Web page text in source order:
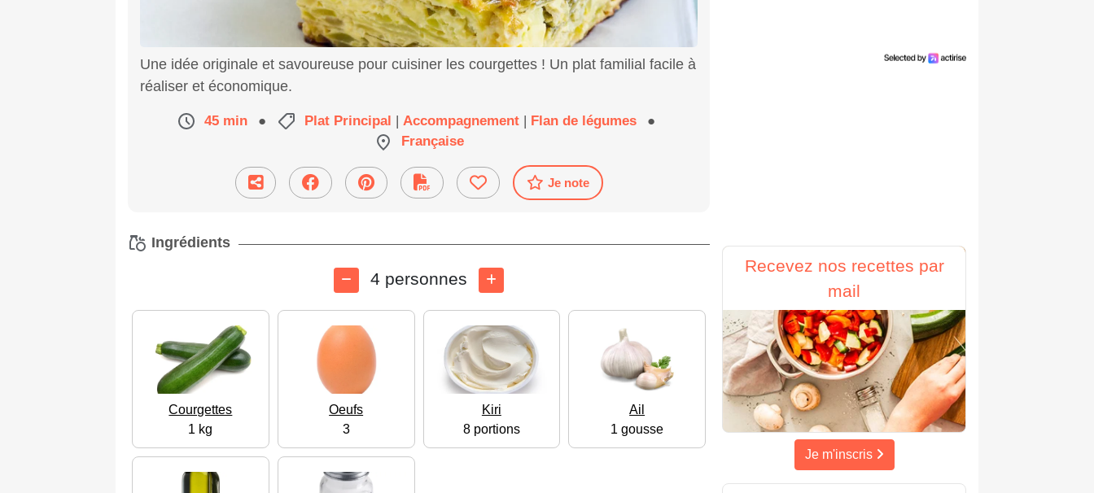
Une idée originale et savoureuse pour cuisiner les courgettes ! Un plat familial facile à
réaliser et économique.
45 min ● Plat Principal | Accompagnement | Flan de légumes
●
Française
Je note
Ingrédients
4 personnes
Courgettes
1 kg
Oeufs
3
Kiri
8 portions
Ail
1 gousse
Recevez nos recettes par
mail
Je m'inscris